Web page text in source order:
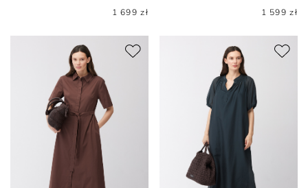
1 699 zł
1 599 zł